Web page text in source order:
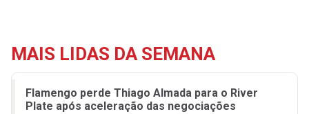
MAIS LIDAS DA SEMANA
Flamengo perde Thiago Almada para o River
Plate após aceleração das negociações